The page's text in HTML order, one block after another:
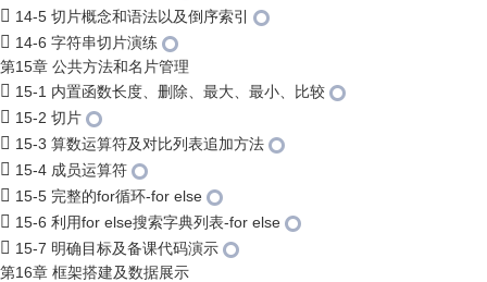
14-5 切片概念和语法以及倒序索引
14-6 字符串切片演练
第15章 公共方法和名片管理
15-1 内置函数长度、删除、最大、最小、比较
15-2 切片
15-3 算数运算符及对比列表追加方法
15-4 成员运算符
15-5 完整的for循环-for else
15-6 利用for else搜索字典列表-for else
15-7 明确目标及备课代码演示
第16章 框架搭建及数据展示